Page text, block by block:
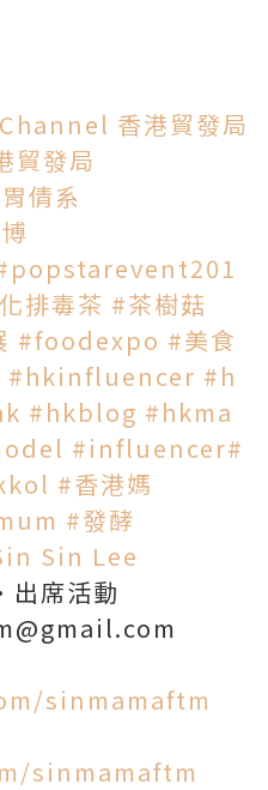
香港貿發局
貿發局
倩系
排毒茶 #茶樹菇
#foodexpo #美食
#hkinfluencer #h
#hkblog #hkma
#influencer#
#香港媽
#發酵
Sin Lee
席活動
sinmamaftm
sinmamaftm